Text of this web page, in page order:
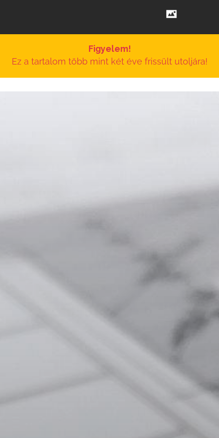
Figyelem!
Ez a tartalom több mint két éve frissült utoljára!